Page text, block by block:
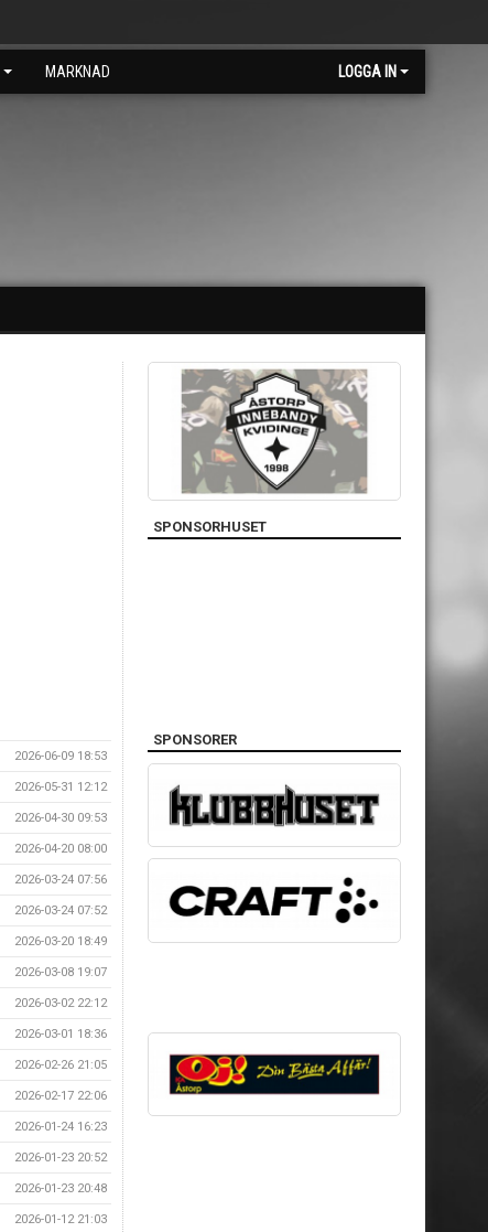
MARKNAD LOGGA IN
2026-06-09 18:53
2026-05-31 12:12
2026-04-30 09:53
2026-04-20 08:00
2026-03-24 07:56
2026-03-24 07:52
2026-03-20 18:49
2026-03-08 19:07
2026-03-02 22:12
2026-03-01 18:36
2026-02-26 21:05
2026-02-17 22:06
2026-01-24 16:23
2026-01-23 20:52
2026-01-23 20:48
2026-01-12 21:03
SPONSORHUSET
SPONSORER